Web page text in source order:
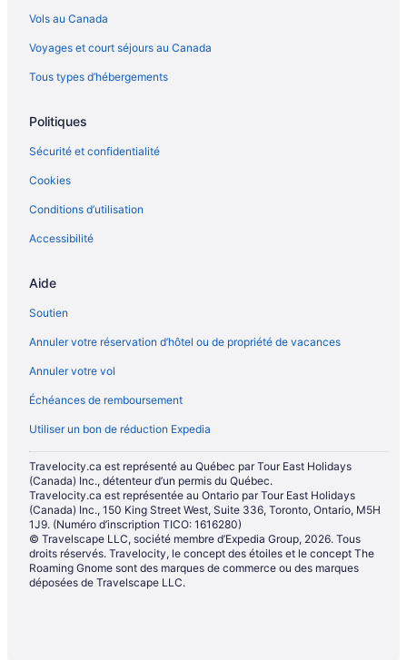
Vols au Canada
Voyages et court séjours au Canada
Tous types d’hébergements
Politiques
Sécurité et confidentialité
Cookies
Conditions d’utilisation
Accessibilité
Aide
Soutien
Annuler votre réservation d’hôtel ou de propriété de vacances
Annuler votre vol
Échéances de remboursement
Utiliser un bon de réduction Expedia
Travelocity.ca est représenté au Québec par Tour East Holidays
(Canada) Inc., détenteur d’un permis du Québec.
Travelocity.ca est représentée au Ontario par Tour East Holidays
(Canada) Inc., 150 King Street West, Suite 336, Toronto, Ontario, M5H
1J9. (Numéro d’inscription TICO: 1616280)
© Travelscape LLC, société membre d’Expedia Group, 2026. Tous
droits réservés. Travelocity, le concept des étoiles et le concept The
Roaming Gnome sont des marques de commerce ou des marques
déposées de Travelscape LLC.